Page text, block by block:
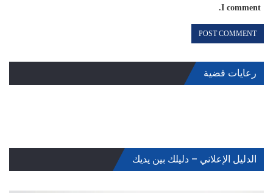
I comment.
رعايات فضية
الدليل الإعلاني – دليلك بين يديك